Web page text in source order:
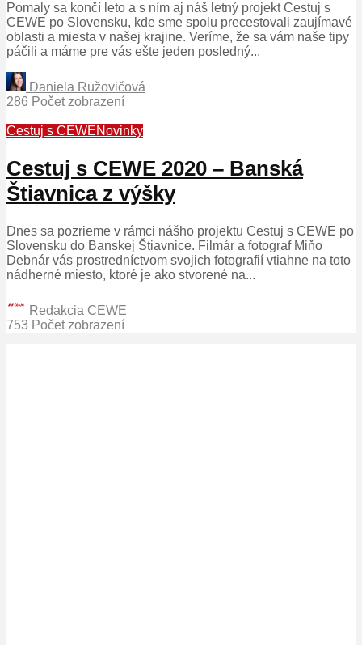
Pomaly sa končí leto a s ním aj náš letný projekt Cestuj s
CEWE po Slovensku, kde sme spolu precestovali zaujímavé
oblasti a miesta v našej krajine. Veríme, že sa vám naše tipy
páčili a máme pre vás ešte jeden posledný...
Daniela Ružovičová
286 Počet zobrazení
Cestuj s CEWENovinky
Cestuj s CEWE 2020 – Banská
Štiavnica z výšky
Dnes sa pozrieme v rámci nášho projektu Cestuj s CEWE po
Slovensku do Banskej Štiavnice. Filmár a fotograf Miňo
Debnár vás prostredníctvom svojich fotografií vtiahne na toto
nádherné miesto, ktoré je ako stvorené na...
Redakcia CEWE
753 Počet zobrazení